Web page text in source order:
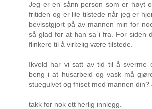
Jeg er en sånn person som er høyt
fritiden og er lite tilstede når jeg er
bevisstgjort på av mannen min for
så glad for at han sa i fra. For siden
flinkere til å virkelig være tilstede.
Ikveld har vi satt av tid til å sverme
beng i at husarbeid og vask må
stuegulvet og fniset med mannen din?
takk for nok ett herlig innlegg.